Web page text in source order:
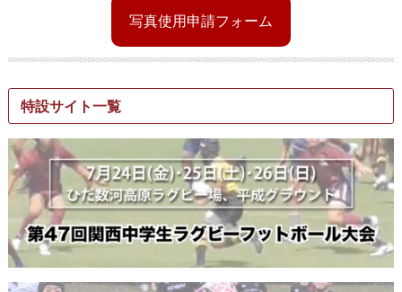
写真使用申請フォーム
特設サイト一覧